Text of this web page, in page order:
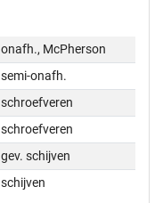
onafh., McPherson
semi-onafh.
schroefveren
schroefveren
gev. schijven
schijven